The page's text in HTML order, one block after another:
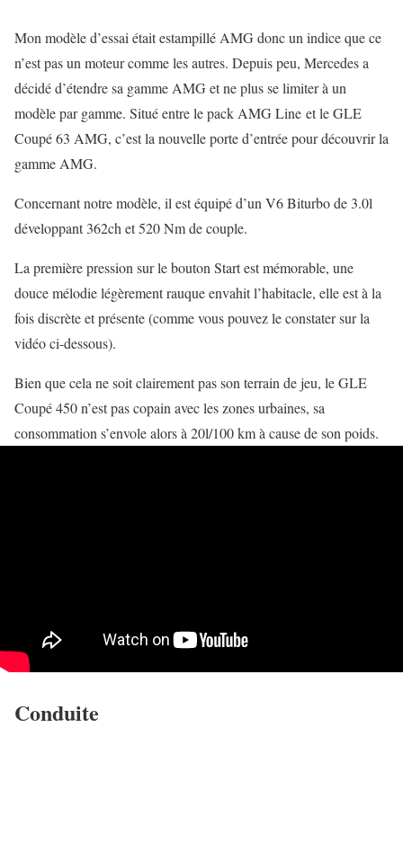
Mon modèle d’essai était estampillé AMG donc un indice que ce
n’est pas un moteur comme les autres. Depuis peu, Mercedes a
décidé d’étendre sa gamme AMG et ne plus se limiter à un
modèle par gamme. Situé entre le pack AMG Line et le GLE
Coupé 63 AMG, c’est la nouvelle porte d’entrée pour découvrir la
gamme AMG.
Concernant notre modèle, il est équipé d’un V6 Biturbo de 3.0l
développant 362ch et 520 Nm de couple.
La première pression sur le bouton Start est mémorable, une
douce mélodie légèrement rauque envahit l’habitacle, elle est à la
fois discrète et présente (comme vous pouvez le constater sur la
vidéo ci-dessous).
Bien que cela ne soit clairement pas son terrain de jeu, le GLE
Coupé 450 n’est pas copain avec les zones urbaines, sa
consommation s’envole alors à 20l/100 km à cause de son poids.
Conduite